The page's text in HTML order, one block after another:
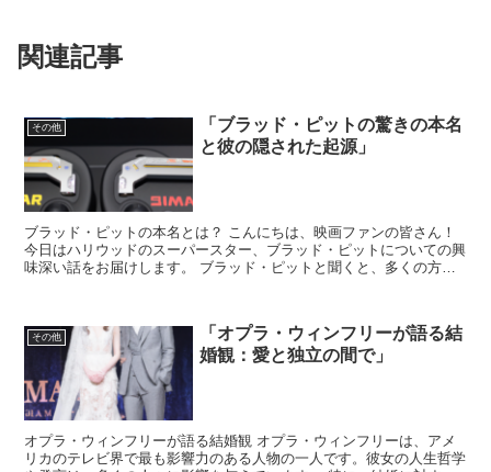
関連記事
その他
「ブラッド・ピットの驚きの本名
と彼の隠された起源」
ブラッド・ピットの本名とは？ こんにちは、映画ファンの皆さん！
今日はハリウッドのスーパースター、ブラッド・ピットについての興
味深い話をお届けします。 ブラッド・ピットと聞くと、多くの方が
その他
「オプラ・ウィンフリーが語る結
婚観：愛と独立の間で」
オプラ・ウィンフリーが語る結婚観 オプラ・ウィンフリーは、アメ
リカのテレビ界で最も影響力のある人物の一人です。彼女の人生哲学